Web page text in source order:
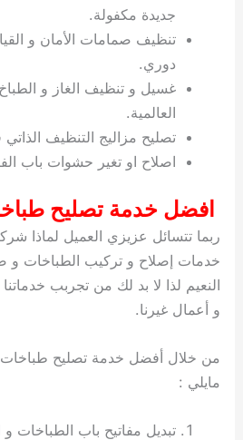
جديدة مكفولة.
تنظيف صمامات الأمان و
دوري.
غسيل و تنظيف الغاز و
العالمية.
تصليح مزاليج التنظيف
اصلاح او تغير حشوات باب
افضل خدمة تصليح
ربما تتسائل عزيزي العميل لماذا
خدمات إصلاح و تركيب الطباخات و
النعيم لذا لا بد لك من تجربب
و أعمال غيرنا.
من خلال أفضل خدمة تصليح طباخات
مايلي :
تبديل مفاتيح باب الطباخات و